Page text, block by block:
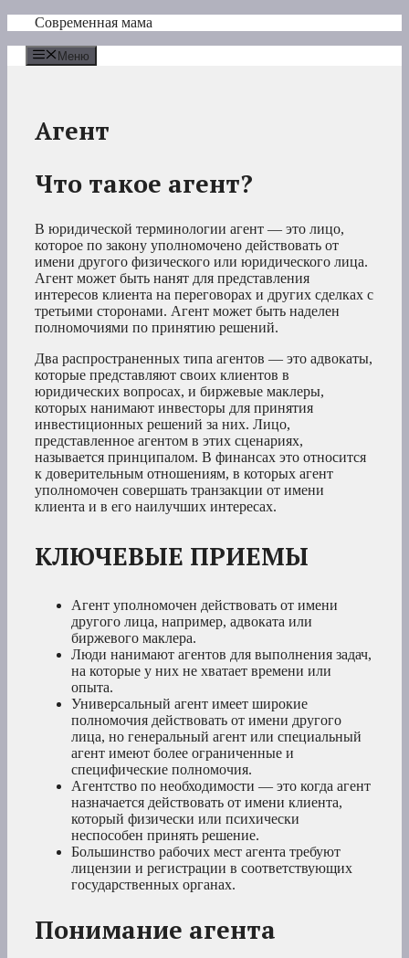
Перейти
содержимому
Современная мама
Меню
Агент
Что такое агент?
В юридической терминологии агент — это лицо,
которое по закону уполномочено действовать от
имени другого физического или юридического лица.
Агент может быть нанят для представления
интересов клиента на переговорах и других сделках с
третьими сторонами. Агент может быть наделен
полномочиями по принятию решений.
Два распространенных типа агентов — это адвокаты,
которые представляют своих клиентов в
юридических вопросах, и биржевые маклеры,
которых нанимают инвесторы для принятия
инвестиционных решений за них. Лицо,
представленное агентом в этих сценариях,
называется принципалом. В финансах это относится
к доверительным отношениям, в которых агент
уполномочен совершать транзакции от имени
клиента и в его наилучших интересах.
КЛЮЧЕВЫЕ ПРИЕМЫ
Агент уполномочен действовать от имени
другого лица, например, адвоката или
биржевого маклера.
Люди нанимают агентов для выполнения задач,
на которые у них не хватает времени или
опыта.
Универсальный агент имеет широкие
полномочия действовать от имени другого
лица, но генеральный агент или специальный
агент имеют более ограниченные и
специфические полномочия.
Агентство по необходимости — это когда агент
назначается действовать от имени клиента,
который физически или психически
неспособен принять решение.
Большинство рабочих мест агента требуют
лицензии и регистрации в соответствующих
государственных органах.
Понимание агента